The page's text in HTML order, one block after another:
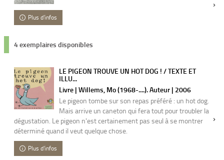
Plus d'infos
4 exemplaires disponibles
LE PIGEON TROUVE UN HOT DOG ! / TEXTE ET
ILLU...
Livre | Willems, Mo (1968-....). Auteur | 2006
Le pigeon tombe sur son repas préféré : un hot dog.
Mais arrive un caneton qui fera tout pour troubler la
dégustation. Le pigeon n'est certainement pas seul à se montrer
déterminé quand il veut quelque chose.
Plus d'infos